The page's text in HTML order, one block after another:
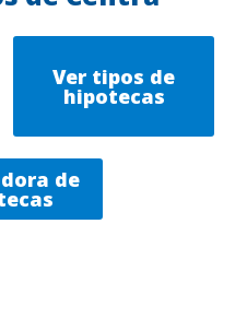
Ver tipos de
hipotecas
de